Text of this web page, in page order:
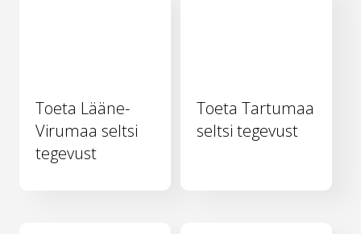
Toeta Lääne-
Virumaa seltsi
tegevust
Toeta Tartumaa
seltsi tegevust